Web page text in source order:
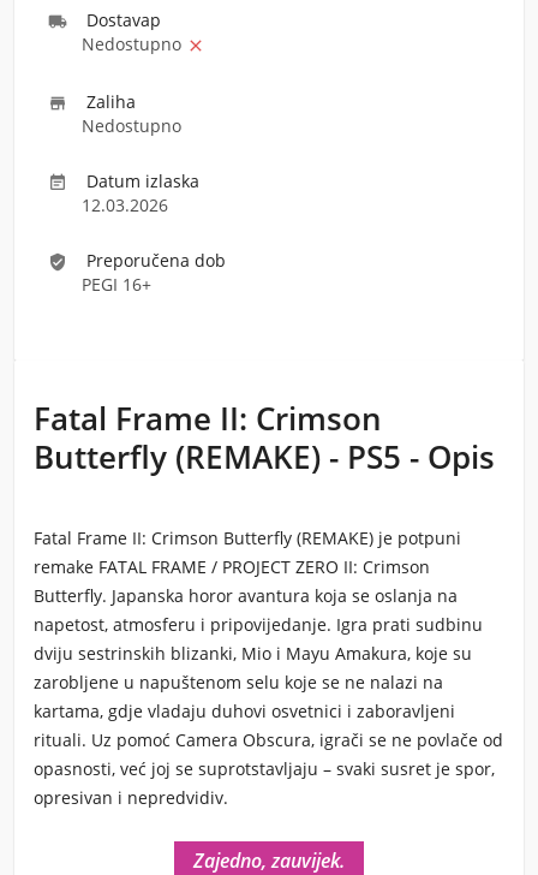
 Dostavap
Nedostupno 

Zaliha
Nedostupno

Datum izlaska
12.03.2026
verified_user
Preporučena dob
PEGI 16+
Fatal Frame II: Crimson
Butterfly (REMAKE) - PS5 - Opis
Fatal Frame II: Crimson Butterfly (REMAKE) je potpuni
remake FATAL FRAME / PROJECT ZERO II: Crimson
Butterfly. Japanska horor avantura koja se oslanja na
napetost, atmosferu i pripovijedanje. Igra prati sudbinu
dviju sestrinskih blizanki, Mio i Mayu Amakura, koje su
zarobljene u napuštenom selu koje se ne nalazi na
kartama, gdje vladaju duhovi osvetnici i zaboravljeni
rituali. Uz pomoć Camera Obscura, igrači se ne povlače od
opasnosti, već joj se suprotstavljaju – svaki susret je spor,
opresivan i nepredvidiv.
Zajedno, zauvijek.